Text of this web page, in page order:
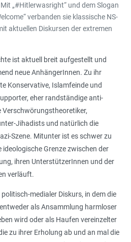
„#Hitlerwasright“ und dem Slogan
verbanden sie klassische NS-
aktuellen Diskursen der extremen
ist aktuell breit aufgestellt und
neue AnhängerInnen. Zu ihr
Konservative, Islamfeinde und
eher randständige anti­
Verschwörungstheoretiker,
Jihadists und natürlich die
Szene. Mitunter ist es schwer zu
ideologische Grenze zwischen der
ihren UnterstützerInnen und der
verläuft.
medialer Diskurs, in dem die
als Ansammlung harmloser
wird oder als Haufen vereinzelter
zu ihrer Erholung ab und an mal die